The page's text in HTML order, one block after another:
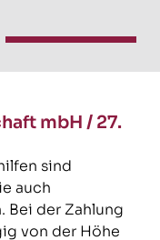
mbH / 27.
sind
auch
Bei der Zahlung
von der Höhe